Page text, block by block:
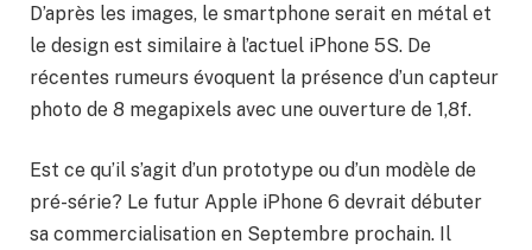
D’après les images, le smartphone serait en métal et
le design est similaire à l’actuel iPhone 5S. De
récentes rumeurs évoquent la présence d’un capteur
photo de 8 megapixels avec une ouverture de 1,8f.
Est ce qu’il s’agit d’un prototype ou d’un modèle de
pré-série? Le futur Apple iPhone 6 devrait débuter
sa commercialisation en Septembre prochain. Il